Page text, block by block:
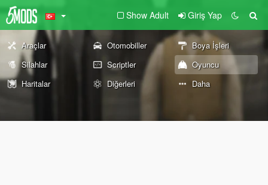
Show Adult Giriş Yap
Araçlar Otomobiller
Boya İşleri
Silahlar
Scriptler
Oyuncu
Haritalar
Diğerleri Daha